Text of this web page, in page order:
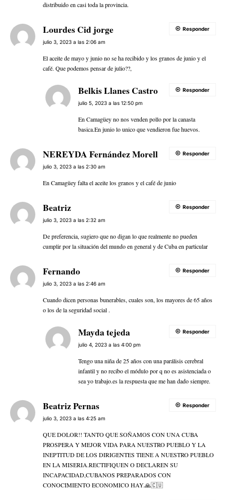
distribuido en casi toda la provincia.
Lourdes Cid jorge
julio 3, 2023 a las 2:06 am
El aceite de mayo y junio no se ha recibido y los granos de junio y el
café. Que podemos pensar de julio??,
Responder
Belkis Llanes Castro
julio 5, 2023 a las 12:50 pm
En Camagüey no nos venden pollo por la canasta
basica.En junio lo unico que vendieron fue huevos.
Responder
NEREYDA Fernández Morell
julio 3, 2023 a las 2:30 am
En Camagüey falta el aceite los granos y el café de junio
Responder
Beatriz
julio 3, 2023 a las 2:32 am
De preferencia, sugiero que no digan lo que realmente no pueden
cumplir por la situación del mundo en general y de Cuba en particular
Responder
Fernando
julio 3, 2023 a las 2:46 am
Cuando dicen personas bunerables, cuales son, los mayores de 65 años
o los de la seguridad social .
Responder
Mayda tejeda
julio 4, 2023 a las 4:00 pm
Tengo una niña de 25 años con una parálisis cerebral
infantil y no recibo el módulo por q no es asistenciada o
sea yo trabajo.es la respuesta que me han dado siempre.
Responder
Beatriz Pernas
julio 3, 2023 a las 4:25 am
QUE DOLOR!! TANTO QUE SOÑAMOS CON UNA CUBA
PROSPERA Y MEJOR VIDA PARA NUESTRO PUEBLO Y LA
INEPTITUD DE LOS DIRIGENTES TIENE A NUESTRO PUEBLO
EN LA MISERIA.RECTIFIQUEN O DECLAREN SU
INCAPACIDAD,CUBANOS PREPARADOS CON
CONOCIMIENTO ECONOMICO HAY.🙏🇨🇺
Responder